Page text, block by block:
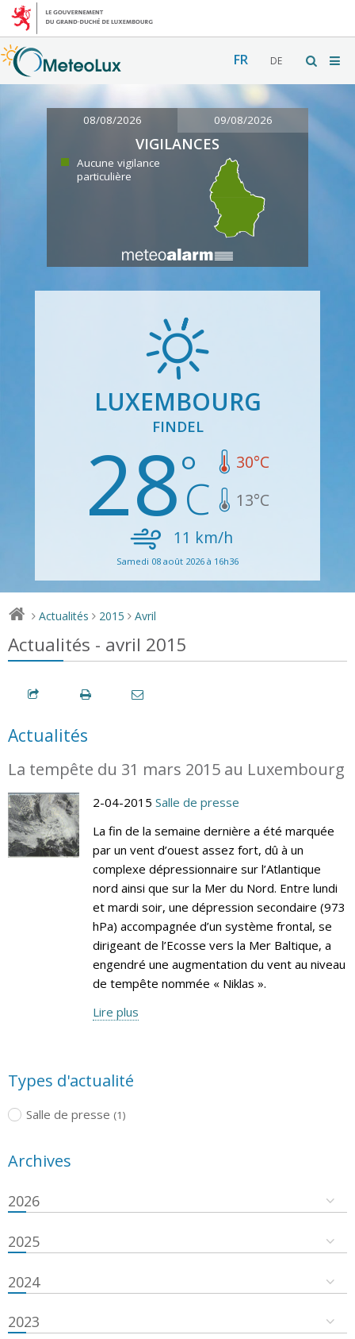
FR DE
08/08/2026 09/08/2026
VIGILANCES
Aucune vigilance
particulière
LUXEMBOURG
FINDEL
28 30°C
13°C
11 km/h
Samedi 08 août 2026 à 16h36
> Actualités > 2015 > Avril
Actualités - avril 2015
Actualités
La tempête du 31 mars 2015 au Luxembourg
2-04-2015 Salle de presse
La fin de la semaine dernière a été marquée
par un vent d’ouest assez fort, dû à un
complexe dépressionnaire sur l’Atlantique
nord ainsi que sur la Mer du Nord. Entre lundi
et mardi soir, une dépression secondaire (973
hPa) accompagnée d’un système frontal, se
dirigeant de l’Ecosse vers la Mer Baltique, a
engendré une augmentation du vent au niveau
de tempête nommée « Niklas ».
Lire plus
Types d'actualité
Salle de presse (1)
Archives
2026
2025
2024
2023